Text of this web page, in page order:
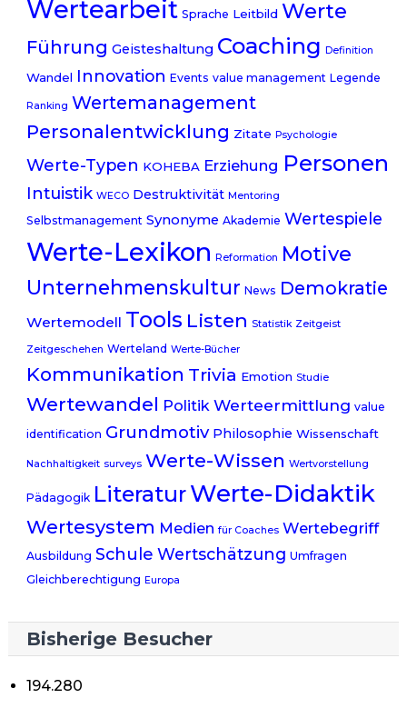
Wertearbeit Sprache Leitbild Werte
Führung Geisteshaltung Coaching Definition
Wandel Innovation Events value management Legende
Ranking Wertemanagement
Personalentwicklung Zitate Psychologie
Werte-Typen KOHEBA Erziehung Personen
Intuistik WECO Destruktivität Mentoring
Selbstmanagement Synonyme Akademie Wertespiele
Werte-Lexikon Reformation Motive
Unternehmenskultur News Demokratie
Wertemodell Tools Listen Statistik Zeitgeist
Zeitgeschehen Werteland Werte-Bücher
Kommunikation Trivia Emotion Studie
Wertewandel Politik Werteermittlung value
identification Grundmotiv Philosophie Wissenschaft
Nachhaltigkeit surveys Werte-Wissen Wertvorstellung
Pädagogik LiteraturWerte-Didaktik
Wertesystem Medien für Coaches Wertebegriff
Ausbildung Schule Wertschätzung Umfragen
Gleichberechtigung Europa
Bisherige Besucher
194.280